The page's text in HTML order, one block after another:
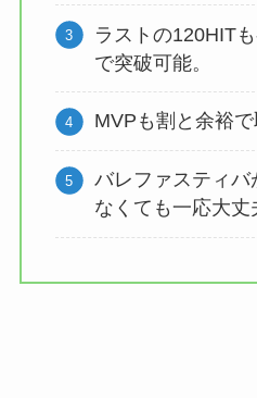
ラストの120HIT
で突破可能。
MVPも割と余裕で
バレファスティ
なくても一応大丈